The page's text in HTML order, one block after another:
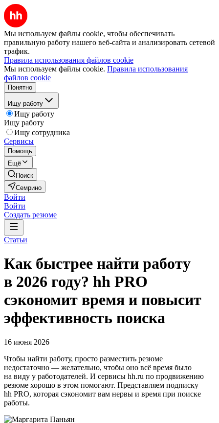
Мы используем файлы cookie, чтобы обеспечивать
правильную работу нашего веб-сайта и анализировать сетевой
трафик.
Правила использования файлов cookie
Мы используем файлы cookie. Правила использования
файлов cookie
Понятно
Ищу работу
Ищу работу
Ищу работу
Ищу сотрудника
Сервисы
Помощь
Ещё
Поиск
Семрино
Войти
Войти
Создать резюме
Статьи
Как быстрее найти работу
в 2026 году? hh PRO
сэкономит время и повысит
эффективность поиска
16 июня 2026
Чтобы найти работу, просто разместить резюме
недостаточно — желательно, чтобы оно всё время было
на виду у работодателей. И сервисы hh.ru по продвижению
резюме хорошо в этом помогают. Представляем подписку
hh PRO, которая сэкономит вам нервы и время при поиске
работы.